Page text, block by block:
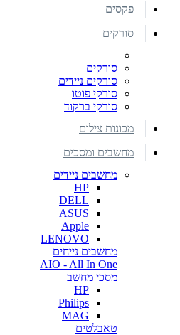
פקסים
סורקים
סורקים
סורקים ניידים
סורקי פוטו
סורקי ברקוד
מכונות צילום
מחשבים ומסכים
מחשבים ניידים
HP
DELL
ASUS
Apple
LENOVO
מחשבים נייחים
AIO - All In One
מסכי מחשב
HP
Philips
MAG
טאבלטים